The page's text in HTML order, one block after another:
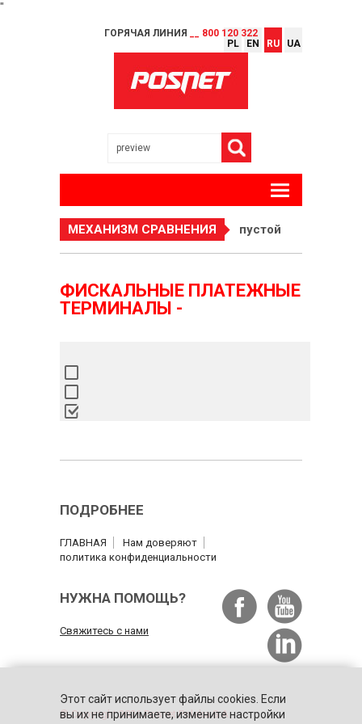
"
ГОРЯЧАЯ ЛИНИЯ __ 800 120 322
PL
EN RU UA
МЕХАНИЗМ СРАВНЕНИЯ пустой
ФИСКАЛЬНЫЕ ПЛАТЕЖНЫЕ
ТЕРМИНАЛЫ -
ПОДРОБНЕЕ
ГЛАВНАЯ
Нам доверяют
политика конфиденциальности
НУЖНА ПОМОЩЬ?
Свяжитесь с нами
© Copyright 2026 Posnet Polska S.A.
Этот сайт использует файлы cookies. Если
вы их не принимаете, измените настройки